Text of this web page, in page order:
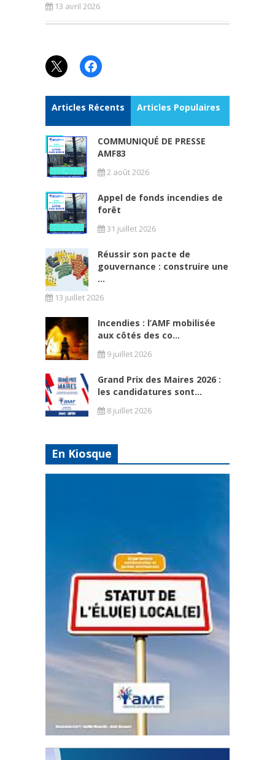
13 avril 2026
X Facebook
Articles Récents Articles Populaires
COMMUNIQUÉ DE PRESSE
AMF83
2 août 2026
Appel de fonds incendies de
forêt
31 juillet 2026
Réussir son pacte de
gouvernance : construire une
...
13 juillet 2026
Incendies : l’AMF mobilisée
aux côtés des co...
9 juillet 2026
Grand Prix des Maires 2026 :
les candidatures sont...
8 juillet 2026
En Kiosque
Statut de l’élu local